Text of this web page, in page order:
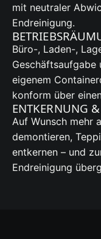
mit neutraler
Endreinigung.
Büro-, Laden-,
Geschäftsaufgabe
eigenem
konform über
ENTKERNUNG
Auf Wunsch mehr
demontieren,
entkernen – und
Endreinigung